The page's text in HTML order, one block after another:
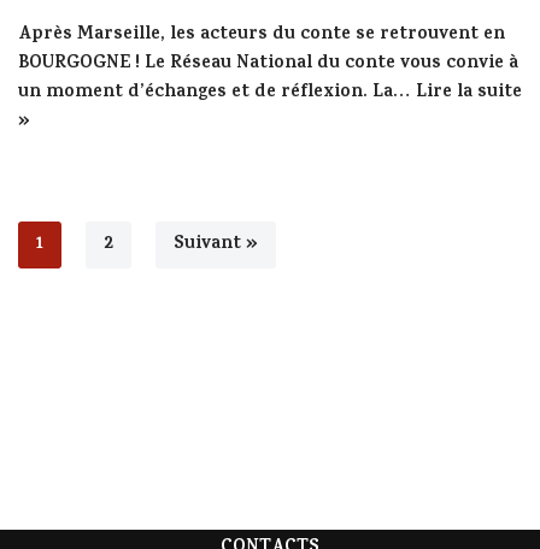
Après Marseille, les acteurs du conte se retrouvent en
BOURGOGNE ! Le Réseau National du conte vous convie à
un moment d’échanges et de réflexion. La… Lire la suite
»
1 2 Suivant »